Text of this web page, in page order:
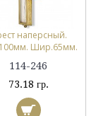
наперсный.
Шир.65мм.
114-246
73.18 гр.